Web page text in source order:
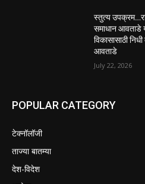
स्तुत्य
समाधान आवताडे
विकासासाठी
आवताडे
July 22, 2026
POPULAR CATEGORY
टेक्नॉलॉजी
ताज्या बातम्या
देश-विदेश